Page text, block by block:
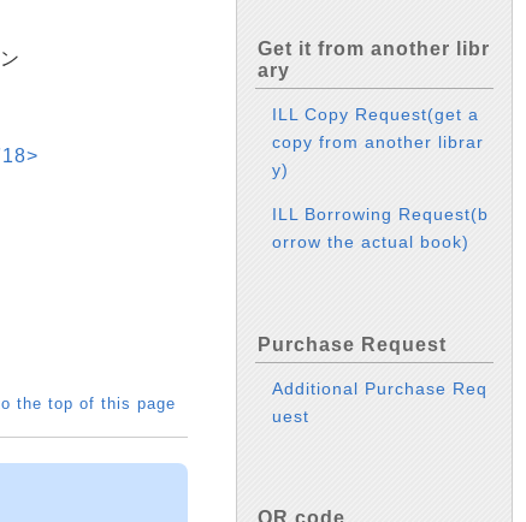
the top of this page
Get it from another libr
ary
ILL Copy Request(get a
copy from another librar
y)
ILL Borrowing Request(b
orrow the actual book)
Purchase Request
Additional Purchase Req
uest
QR code